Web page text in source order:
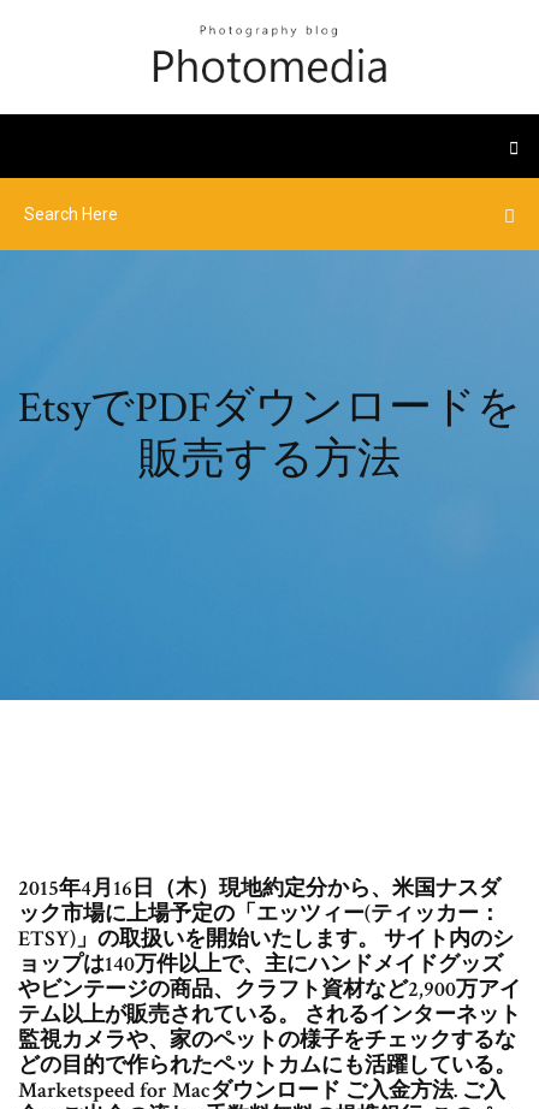
EtsyでPDFダウンロードを
販売する方法
2015年4月16日（木）現地約定分から、米国ナスダ
ック市場に上場予定の「エッツィー(ティッカー：
ETSY)」の取扱いを開始いたします。 サイト内のシ
ョップは140万件以上で、主にハンドメイドグッズ
やビンテージの商品、クラフト資材など2,900万アイ
テム以上が販売されている。 されるインターネット
監視カメラや、家のペットの様子をチェックするな
どの目的で作られたペットカムにも活躍している。
Marketspeed for Macダウンロード ご入金方法. ご入